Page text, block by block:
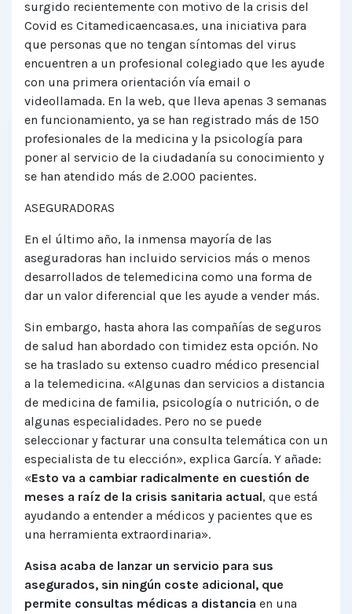
surgido recientemente con motivo de la crisis del
Covid es Citamedicaencasa.es, una iniciativa para
que personas que no tengan síntomas del virus
encuentren a un profesional colegiado que les ayude
con una primera orientación vía email o
videollamada. En la web, que lleva apenas 3 semanas
en funcionamiento, ya se han registrado más de 150
profesionales de la medicina y la psicología para
poner al servicio de la ciudadanía su conocimiento y
se han atendido más de 2.000 pacientes.
ASEGURADORAS
En el último año, la inmensa mayoría de las
aseguradoras han incluido servicios más o menos
desarrollados de telemedicina como una forma de
dar un valor diferencial que les ayude a vender más.
Sin embargo, hasta ahora las compañías de seguros
de salud han abordado con timidez esta opción. No
se ha traslado su extenso cuadro médico presencial
a la telemedicina. «Algunas dan servicios a distancia
de medicina de familia, psicología o nutrición, o de
algunas especialidades. Pero no se puede
seleccionar y facturar una consulta telemática con un
especialista de tu elección», explica García. Y añade:
«Esto va a cambiar radicalmente en cuestión de
meses a raíz de la crisis sanitaria actual, que está
ayudando a entender a médicos y pacientes que es
una herramienta extraordinaria».
Asisa acaba de lanzar un servicio para sus
asegurados, sin ningún coste adicional, que
permite consultas médicas a distancia en una